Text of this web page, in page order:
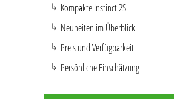
Kompakte Instinct 2S
Neuheiten im Überblick
Preis und Verfügbarkeit
Persönliche Einschätzung